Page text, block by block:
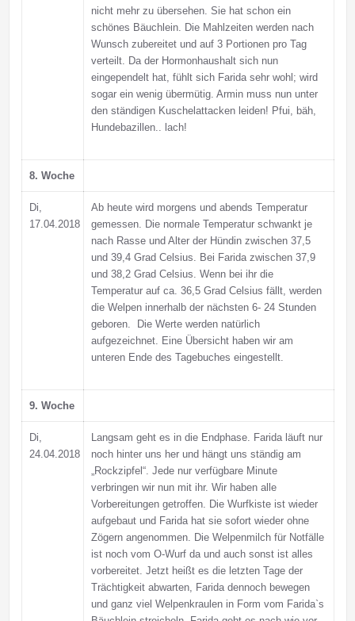
nicht mehr zu übersehen. Sie hat schon ein
schönes Bäuchlein. Die Mahlzeiten werden nach
Wunsch zubereitet und auf 3 Portionen pro Tag
verteilt. Da der Hormonhaushalt sich nun
eingependelt hat, fühlt sich Farida sehr wohl; wird
sogar ein wenig übermütig. Armin muss nun unter
den ständigen Kuschelattacken leiden! Pfui, bäh,
Hundebazillen.. lach!
8. Woche
Di,
17.04.2018
Ab heute wird morgens und abends Temperatur
gemessen. Die normale Temperatur schwankt je
nach Rasse und Alter der Hündin zwischen 37,5
und 39,4 Grad Celsius. Bei Farida zwischen 37,9
und 38,2 Grad Celsius. Wenn bei ihr die
Temperatur auf ca. 36,5 Grad Celsius fällt, werden
die Welpen innerhalb der nächsten 6- 24 Stunden
geboren.
Die Werte werden natürlich
aufgezeichnet. Eine Übersicht haben wir am
unteren Ende des Tagebuches eingestellt.
9. Woche
Di,
24.04.2018
Langsam geht es in die Endphase. Farida läuft nur
noch hinter uns her und hängt uns ständig am
„Rockzipfel“. Jede nur verfügbare Minute
verbringen wir nun mit ihr. Wir haben alle
Vorbereitungen getroffen. Die Wurfkiste ist wieder
aufgebaut und Farida hat sie sofort wieder ohne
Zögern angenommen. Die Welpenmilch für Notfälle
ist noch vom O-Wurf da und auch sonst ist alles
vorbereitet. Jetzt heißt es die letzten Tage der
Trächtigkeit abwarten, Farida dennoch bewegen
und ganz viel Welpenkraulen in Form vom Farida`s